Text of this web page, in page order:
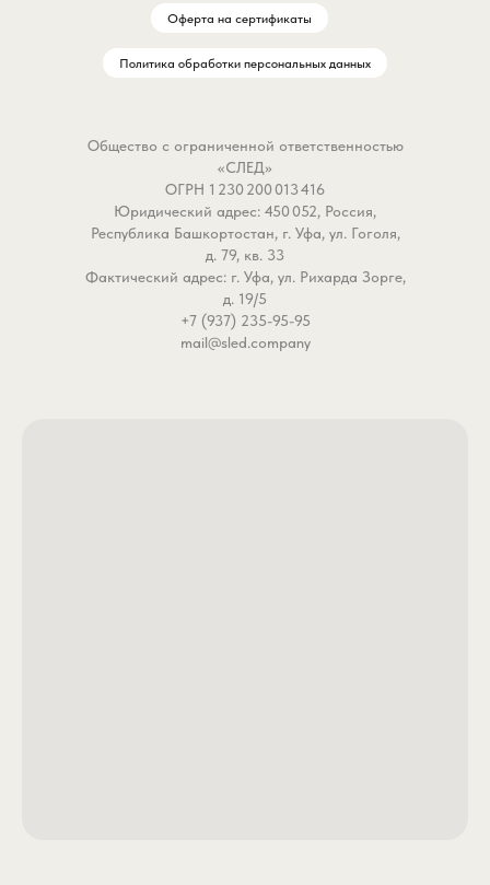
Оферта на сертификаты
Политика обработки персональных данных
Общество с ограниченной ответственностью
«СЛЕД»
ОГРН 1 230 200 013 416
Юридический адрес: 450 052, Россия,
Республика Башкортостан, г. Уфа, ул. Гоголя,
д. 79, кв. 33
Фактический адрес: г. Уфа, ул. Рихарда Зорге,
д. 19/5
+7 (937) 235-95-95
mail@sled.company